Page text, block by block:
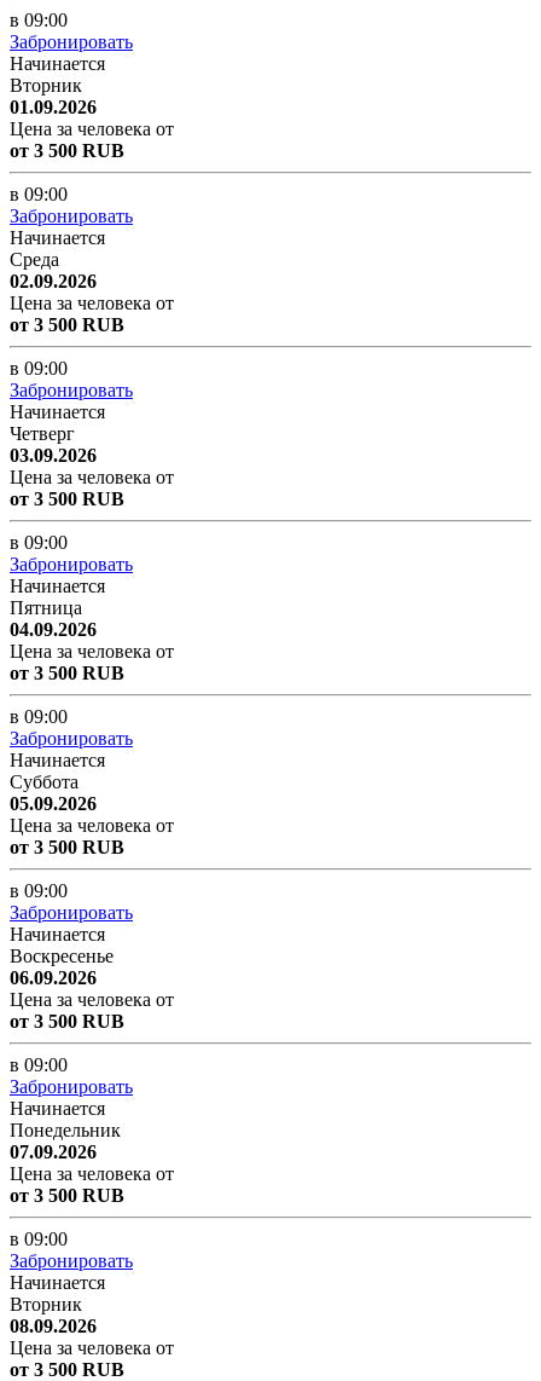
в 09:00
Забронировать
Начинается
Вторник
01.09.2026
Цена за человека от
от 3 500 RUB
в 09:00
Забронировать
Начинается
Среда
02.09.2026
Цена за человека от
от 3 500 RUB
в 09:00
Забронировать
Начинается
Четверг
03.09.2026
Цена за человека от
от 3 500 RUB
в 09:00
Забронировать
Начинается
Пятница
04.09.2026
Цена за человека от
от 3 500 RUB
в 09:00
Забронировать
Начинается
Суббота
05.09.2026
Цена за человека от
от 3 500 RUB
в 09:00
Забронировать
Начинается
Воскресенье
06.09.2026
Цена за человека от
от 3 500 RUB
в 09:00
Забронировать
Начинается
Понедельник
07.09.2026
Цена за человека от
от 3 500 RUB
в 09:00
Забронировать
Начинается
Вторник
08.09.2026
Цена за человека от
от 3 500 RUB